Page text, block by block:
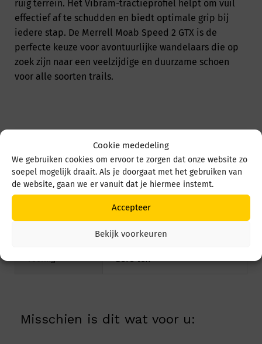
Cookie mededeling
We gebruiken cookies om ervoor te zorgen dat onze website zo
soepel mogelijk draait. Als je doorgaat met het gebruiken van
de website, gaan we er vanuit dat je hiermee instemt.
Accepteer
Bekijk voorkeuren
ruig terrein. Het Vibram-tractieprofiel helpt om vuil
effectief af te schudden en biedt optimale grip bij
iedere stap. De Merrell Moab Speed 2 GTX is de
perfecte keuze voor avontuurlijke wandelaars die op
zoek zijn naar een veelzijdige en duurzame schoen
voor alle soorten trails.
Kleurgroep Groen
Kunsstof
Voering Gore tex
Misschien is dit wat voor u: